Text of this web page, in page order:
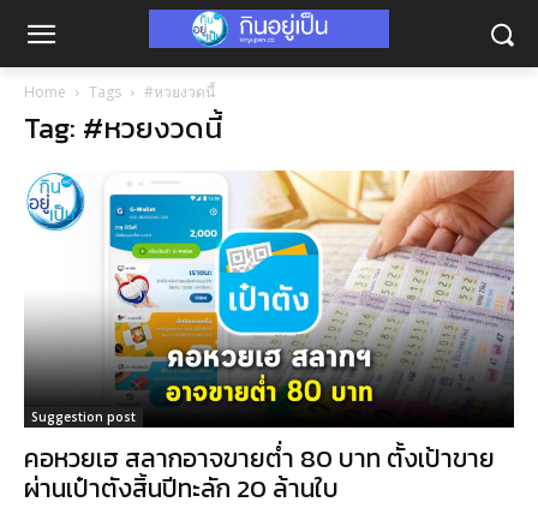
Home Tags #หวยงวดนี้
Tag: #หวยงวดนี้
Suggestion post
คอหวยเฮ สลากอาจขายต่ำ 80 บาท ตั้งเป้าขาย
ผ่านเป๋าตังสิ้นปีทะลัก 20 ล้านใบ